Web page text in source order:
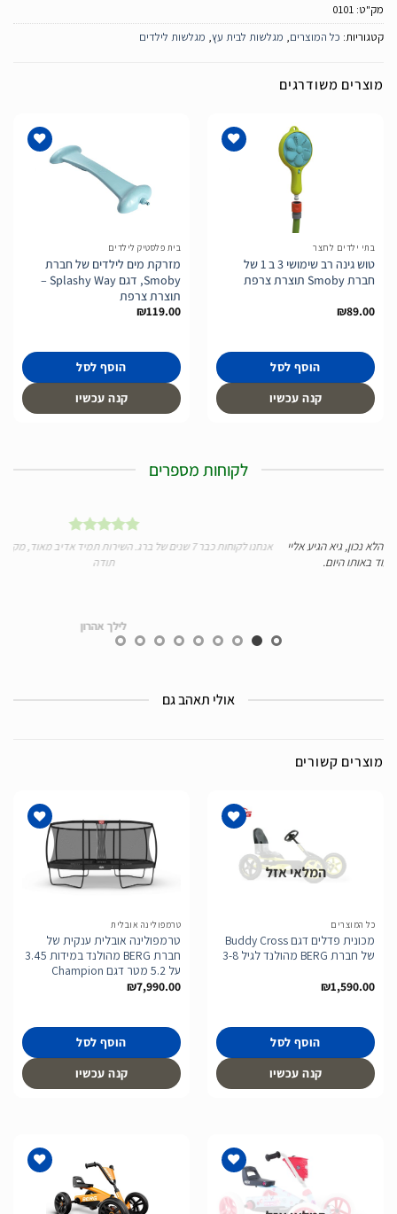
מק"ט: 0101
קטגוריות: כל המוצרים, מגלשות לבית עץ, מגלשות לילדים
מוצרים משודרגים
בתי ילדים לחצר
טוש גינה רב שימושי 3 ב 1 של
חברת Smoby תוצרת צרפת
₪89.00
הוסף לסל
קנה עכשיו
בית פלסטיק לילדים
מזרקת מים לילדים של חברת
Smoby, דגם Splashy Way –
תוצרת צרפת
₪119.00
הוסף לסל
קנה עכשיו
לקוחות מספרים
אליי
אנחנו לקוחות כבר 7 שנים של ברג. השירות תמיד אדיב מאוד, מקצועי, מהיר ומעולה.
אולי תאהב גם
מוצרים קשורים
המלאי אזל
כל המוצרים
מכונית פדלים דגם Buddy Cross
של חברת BERG מהולנד לגיל 3-8
₪1,590.00
הוסף לסל
קנה עכשיו
טרמפולינה אובלית
טרמפולינה אובלית ענקית של
חברת BERG מהולנד במידות 3.45
על 5.2 מטר דגם Champion
₪7,990.00
הוסף לסל
קנה עכשיו